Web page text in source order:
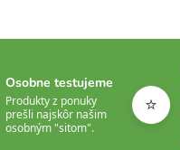
Osobne testujeme
Produkty z ponuky
prešli najskôr našim
osobným "sitom".
⭐